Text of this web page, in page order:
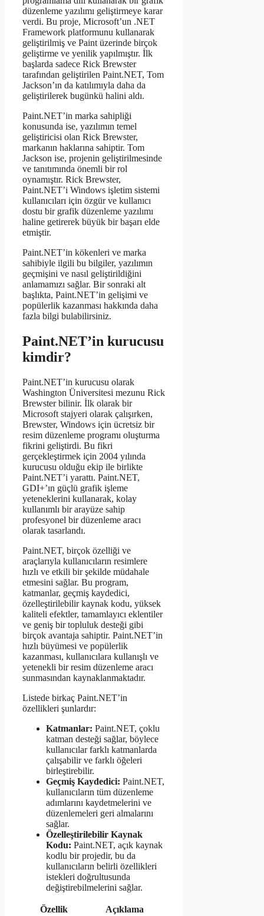
düzenleme yazılımı geliştirmeye karar
verdi. Bu proje, Microsoft’un .NET
Framework platformunu kullanarak
geliştirilmiş ve Paint üzerinde birçok
geliştirme ve yenilik yapılmıştır. İlk
başlarda sadece Rick Brewster
tarafından geliştirilen Paint.NET, Tom
Jackson’ın da katılımıyla daha da
geliştirilerek bugünkü halini aldı.
Paint.NET’in marka sahipliği
konusunda ise, yazılımın temel
geliştiricisi olan Rick Brewster,
markanın haklarına sahiptir. Tom
Jackson ise, projenin geliştirilmesinde
ve tanıtımında önemli bir rol
oynamıştır. Rick Brewster,
Paint.NET’i Windows işletim sistemi
kullanıcıları için özgür ve kullanıcı
dostu bir grafik düzenleme yazılımı
haline getirerek büyük bir başarı elde
etmiştir.
Paint.NET’in kökenleri ve marka
sahibiyle ilgili bu bilgiler, yazılımın
geçmişini ve nasıl geliştirildiğini
anlamamızı sağlar. Bir sonraki alt
başlıkta, Paint.NET’in gelişimi ve
popülerlik kazanması hakkında daha
fazla bilgi bulabilirsiniz.
Paint.NET’in kurucusu
kimdir?
Paint.NET’in kurucusu olarak
Washington Üniversitesi mezunu Rick
Brewster bilinir. İlk olarak bir
Microsoft stajyeri olarak çalışırken,
Brewster, Windows için ücretsiz bir
resim düzenleme programı oluşturma
fikrini geliştirdi. Bu fikri
gerçekleştirmek için 2004 yılında
kurucusu olduğu ekip ile birlikte
Paint.NET’i yarattı. Paint.NET,
GDI+’ın güçlü grafik işleme
yeteneklerini kullanarak, kolay
kullanımlı bir arayüze sahip
profesyonel bir düzenleme aracı
olarak tasarlandı.
Paint.NET, birçok özelliği ve
araçlarıyla kullanıcıların resimlere
hızlı ve etkili bir şekilde müdahale
etmesini sağlar. Bu program,
katmanlar, geçmiş kaydedici,
özelleştirilebilir kaynak kodu, yüksek
kaliteli efektler, tamamlayıcı eklentiler
ve geniş bir topluluk desteği gibi
birçok avantaja sahiptir. Paint.NET’in
hızlı büyümesi ve popülerlik
kazanması, kullanıcılara kullanışlı ve
yetenekli bir resim düzenleme aracı
sunmasından kaynaklanmaktadır.
Listede birkaç Paint.NET’in
özellikleri şunlardır:
Katmanlar: Paint.NET, çoklu
katman desteği sağlar, böylece
kullanıcılar farklı katmanlarda
çalışabilir ve farklı öğeleri
birleştirebilir.
Geçmiş Kaydedici: Paint.NET,
kullanıcıların tüm düzenleme
adımlarını kaydetmelerini ve
düzenlemeleri geri almalarını
sağlar.
Özelleştirilebilir Kaynak
Kodu: Paint.NET, açık kaynak
kodlu bir projedir, bu da
kullanıcıların belirli özellikleri
istekleri doğrultusunda
değiştirebilmelerini sağlar.
Özellik Açıklama